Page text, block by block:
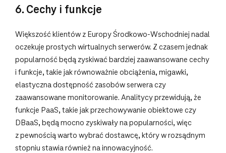
6. Cechy i funkcje
Większość klientów z Europy Środkowo-Wschodniej nadal
oczekuje prostych wirtualnych serwerów. Z czasem jednak
popularność będą zyskiwać bardziej zaawansowane cechy
i funkcje, takie jak równoważnie obciążenia, migawki,
elastyczna dostępność zasobów serwera czy
zaawansowane monitorowanie. Analitycy przewidują, że
funkcje PaaS, takie jak przechowywanie obiektowe czy
DBaaS, będą mocno zyskiwały na popularności, więc
z pewnością warto wybrać dostawcę, który w rozsądnym
stopniu stawia również na innowacyjność.